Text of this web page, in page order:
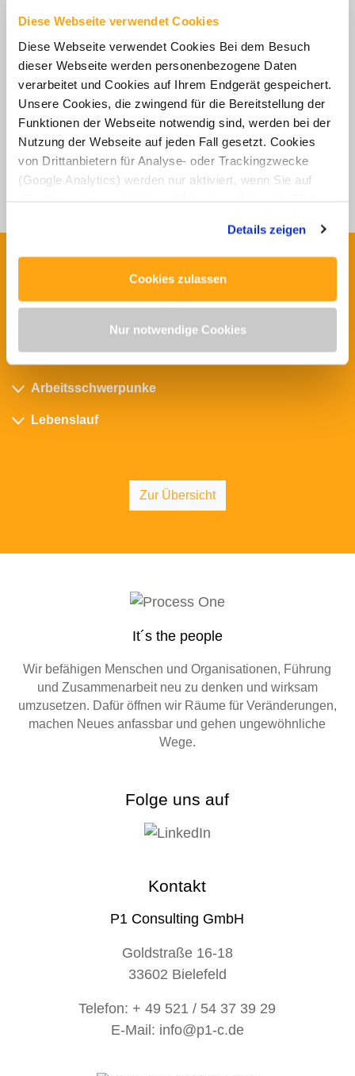
Diese Webseite verwendet Cookies
Diese Webseite verwendet Cookies Bei dem Besuch
dieser Webseite werden personenbezogene Daten
verarbeitet und Cookies auf Ihrem Endgerät gespeichert.
Unsere Cookies, die zwingend für die Bereitstellung der
Funktionen der Webseite notwendig sind, werden bei der
Nutzung der Webseite auf jeden Fall gesetzt. Cookies
von Drittanbietern für Analyse- oder Trackingzwecke
(Google Analytics) werden nur aktiviert, wenn Sie auf
Datenschutzerklärung—
Impressum.
Details zeigen
Cookies zulassen
Nur notwendige Cookies
Kontakt
Peter Rathsmann
peter.rathsmann@p1-c.de
Tel +49 521 54 373 929
Mobil +49 173 6 704 949
Sprachen
Arbeitsschwerpunke
Lebenslauf
Zur Übersicht
It´s the people
Wir befähigen Menschen und Organisationen, Führung
und Zusammenarbeit neu zu denken und wirksam
umzusetzen. Dafür öffnen wir Räume für Veränderungen,
machen Neues anfassbar und gehen ungewöhnliche
Wege.
Folge uns auf
Kontakt
P1 Consulting GmbH
Goldstraße 16-18
33602 Bielefeld
Telefon: + 49 521 / 54 37 39 29
E-Mail: info@p1-c.de